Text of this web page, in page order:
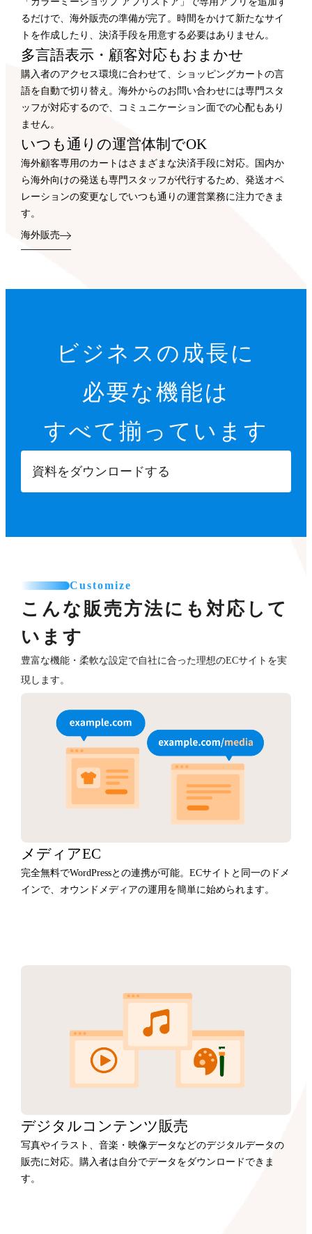
るだけで、海外販売の準備が完了。時間をかけて新たなサイ
トを作成したり、決済手段を用意する必要はありません。
多言語表示・顧客対応もおまかせ
購入者のアクセス環境に合わせて、ショッピングカートの言
語を自動で切り替え。海外からのお問い合わせには専門スタ
ッフが対応するので、コミュニケーション面での心配もあり
ません。
いつも通りの運営体制でOK
海外顧客専用のカートはさまざまな決済手段に対応。国内か
ら海外向けの発送も専門スタッフが代行するため、発送オペ
レーションの変更なしでいつも通りの運営業務に注力できま
す。
海外販売
ビジネスの成長に
必要な機能は
すべて揃っています
資料をダウンロードする
Customize
こんな販売方法にも対応して
います
豊富な機能・柔軟な設定で自社に合った理想のECサイトを実
現します。
メディアEC
完全無料でWordPressとの連携が可能。ECサイトと同一のドメ
インで、オウンドメディアの運用を簡単に始められます。
デジタルコンテンツ販売
写真やイラスト、音楽・映像データなどのデジタルデータの
販売に対応。購入者は自分でデータをダウンロードできま
す。